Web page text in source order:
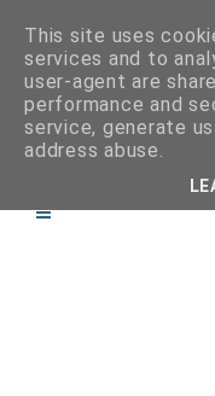
This site uses
services and to
user-agent are
performance and
service, generate
address abuse.